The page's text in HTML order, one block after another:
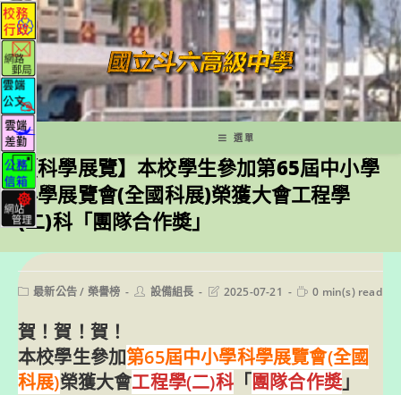
跳
轉
至
主
要
內
容
選單
【科學展覽】本校學生參加第65屆中小學
科學展覽會(全國科展)榮獲大會工程學
(二)科「團隊合作奬」
Post最新公告/ 榮譽榜
Post設備組長
Post2025-07-21
Reading
0 min(s) read
賀！賀！賀！
本校學生參加第65屆中小學科學展覽會(全國
科展)榮獲大會工程學(二)科「團隊合作奬」